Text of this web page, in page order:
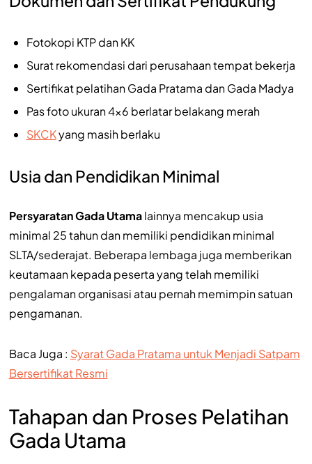
Fotokopi KTP dan KK
Surat rekomendasi dari perusahaan tempat bekerja
Sertifikat pelatihan Gada Pratama dan Gada Madya
Pas foto ukuran 4×6 berlatar belakang merah
SKCKyang masih berlaku
Usia dan Pendidikan Minimal
Persyaratan Gada Utamalainnya mencakup usia
minimal 25 tahun dan memiliki pendidikan minimal
SLTA/sederajat. Beberapa lembaga juga memberikan
keutamaan kepada peserta yang telah memiliki
pengalaman organisasi atau pernah memimpin satuan
pengamanan.
Baca Juga : Syarat Gada Pratama untuk Menjadi Satpam
Bersertifikat Resmi
Tahapan dan Proses Pelatihan
Gada Utama